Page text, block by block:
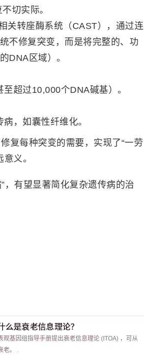
切实际。
关转座酶系统（CAST），通过连
不修复突变，而是将完整的、功
DNA区域）。
超过10,000个DNA碱基）。
，如囊性纤维化。
复每种突变的需要，实现了“一劳
义。
，有望显著简化复杂遗传病的治
么是衰老信息理论？
观基因组指导手册提出衰老信息理论 (ITOA) ，可从
老。 .